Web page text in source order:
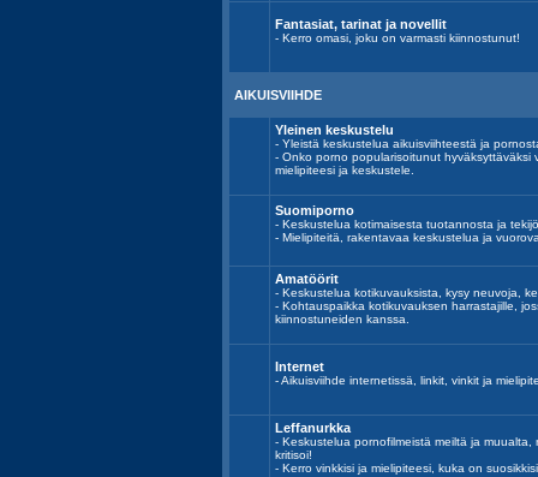
Fantasiat, tarinat ja novellit
- Kerro omasi, joku on varmasti kiinnostunut!
AIKUISVIIHDE
Yleinen keskustelu
- Yleistä keskustelua aikuisviihteestä ja
- Onko porno popularisoitunut hyväksyttäväksi
mielipiteesi ja keskustele.
Suomiporno
- Keskustelua kotimaisesta tuotannosta ja
- Mielipiteitä, rakentavaa keskustelua ja
Amatöörit
- Keskustelua kotikuvauksista, kysy neuvoja,
- Kohtauspaikka kotikuvauksen harrastajille,
kiinnostuneiden kanssa.
Internet
- Aikuisviihde internetissä, linkit, vinkit ja
Leffanurkka
- Keskustelua pornofilmeistä meiltä ja
kritisoi!
- Kerro vinkkisi ja mielipiteesi, kuka on